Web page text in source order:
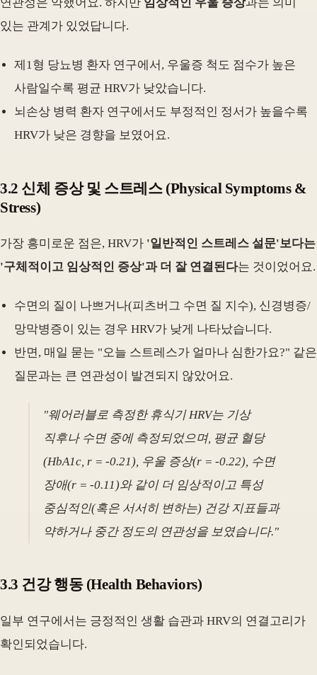
연관성은 약했어요. 하지만 임상적인 우울 증상과는 의미
있는 관계가 있었답니다.
제1형 당뇨병 환자 연구에서, 우울증 척도 점수가 높은
사람일수록 평균 HRV가 낮았습니다.
뇌손상 병력 환자 연구에서도 부정적인 정서가 높을수록
HRV가 낮은 경향을 보였어요.
3.2 신체 증상 및 스트레스 (Physical Symptoms &
Stress)
가장 흥미로운 점은, HRV가 '일반적인 스트레스 설문'보다는
'구체적이고 임상적인 증상'과 더 잘 연결된다는 것이었어요.
수면의 질이 나쁘거나(피츠버그 수면 질 지수), 신경병증/
망막병증이 있는 경우 HRV가 낮게 나타났습니다.
반면, 매일 묻는 "오늘 스트레스가 얼마나 심한가요?" 같은
질문과는 큰 연관성이 발견되지 않았어요.
"웨어러블로 측정한 휴식기 HRV는 기상
직후나 수면 중에 측정되었으며, 평균 혈당
(HbA1c, r = -0.21), 우울 증상(r = -0.22), 수면
장애(r = -0.11)와 같이 더 임상적이고 특성
중심적인(혹은 서서히 변하는) 건강 지표들과
약하거나 중간 정도의 연관성을 보였습니다."
3.3 건강 행동 (Health Behaviors)
일부 연구에서는 긍정적인 생활 습관과 HRV의 연결고리가
확인되었습니다.